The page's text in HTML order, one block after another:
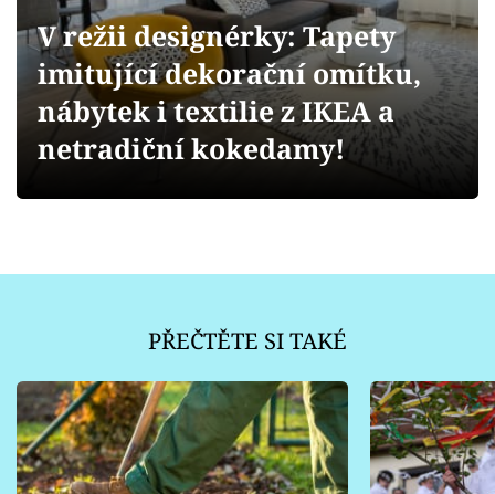
Přihlášení
Sledujte nás
V režii designérky: Tapety
imitující dekorační omítku,
nábytek i textilie z IKEA a
netradiční kokedamy!
PŘEČTĚTE SI TAKÉ